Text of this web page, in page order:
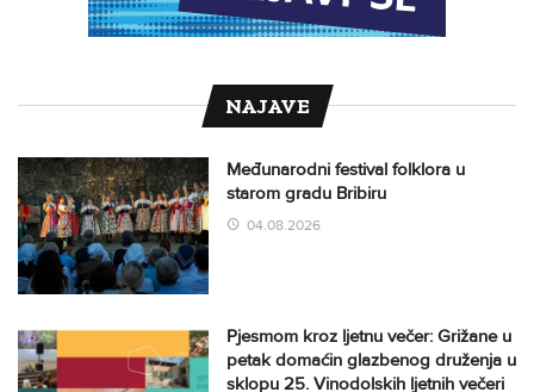
NAJAVE
Međunarodni festival folklora u
starom gradu Bribiru
04.08.2026
Pjesmom kroz ljetnu večer: Grižane u
petak domaćin glazbenog druženja u
sklopu 25. Vinodolskih ljetnih večeri